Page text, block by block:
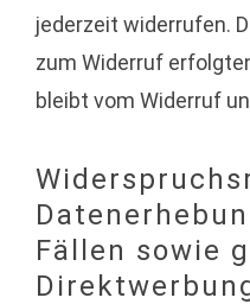
jederzeit widerrufen.
zum Widerruf
bleibt vom Widerruf
Fällen sowie